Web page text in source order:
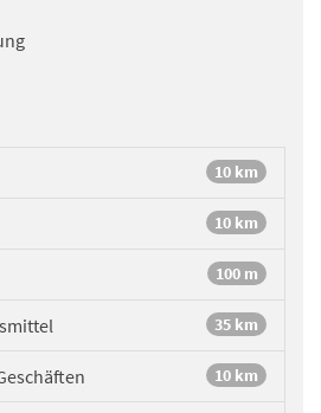
10 km
10 km
100 m
35 km
10 km